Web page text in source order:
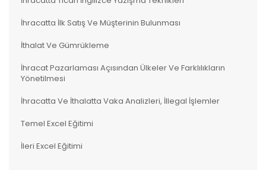
İhracatta İlk Satış Ve Müşterinin Bulunması
İthalat Ve Gümrükleme
İhracat Pazarlaması Açısından Ülkeler Ve Farklılıkların
Yönetilmesi
İhracatta Ve İthalatta Vaka Analizleri, İllegal İşlemler
Temel Excel Eğitimi
İleri Excel Eğitimi